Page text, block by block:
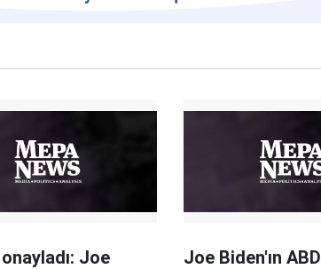
Joe
Joe Biden'ın ABD